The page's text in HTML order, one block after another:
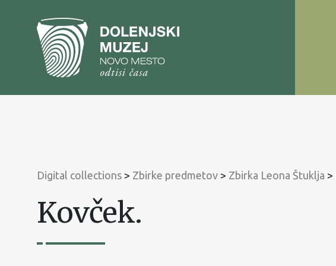
To
Digital collections > Zbirke predmetov > Zbirka Leona Štuklja >
Kovček.